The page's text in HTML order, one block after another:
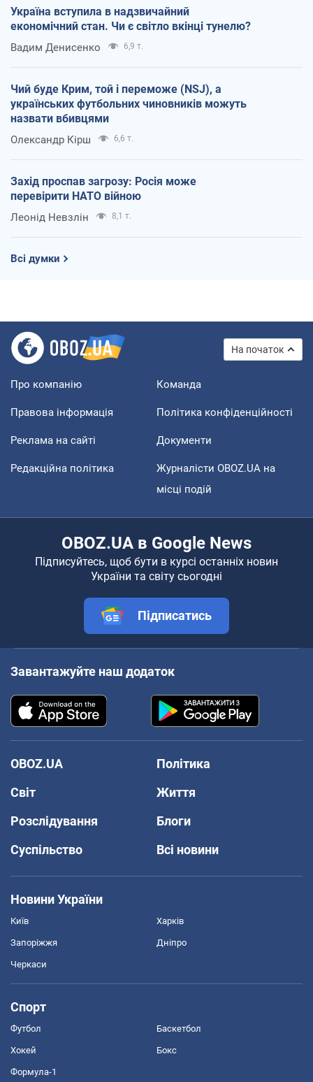
Україна вступила в надзвичайний
економічний стан. Чи є світло вкінці тунелю?
Вадим Денисенко 6,9 т.
Чий буде Крим, той і переможе (NSJ), а
українських футбольних чиновників можуть
назвати вбивцями
Олександр Кірш 6,6 т.
Захід проспав загрозу: Росія може
перевірити НАТО війною
Леонід Невзлін 8,1 т.
Всі думки
На початок
Про компанію Команда
Правова інформація Політика конфіденційності
Реклама на сайті Документи
Редакційна політика
Журналісти OBOZ.UA на
місці подій
OBOZ.UA в Google News
Підписуйтесь, щоб бути в курсі останніх новин
України та світу сьогодні
Підписатись
Завантажуйте наш додаток
OBOZ.UA
Політика
Світ
Життя
Розслідування
Блоги
Суспільство
Всі новини
Новини України
Київ Харків
Запоріжжя Дніпро
Черкаси
Спорт
Футбол Баскетбол
Хокей Бокс
Формула-1